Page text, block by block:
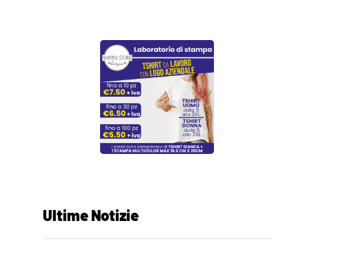
Ultime Notizie